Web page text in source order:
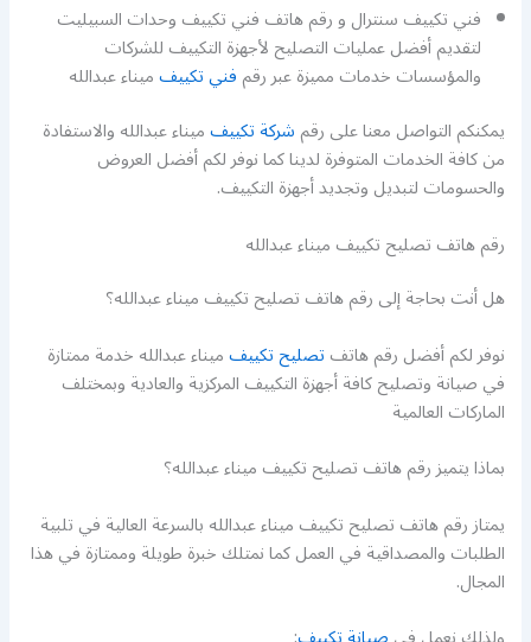
فني تكييف سنترال و رقم هاتف فني تكييف وحدات السبيليت
لتقديم أفضل عمليات التصليح لأجهزة التكييف للشركات
والمؤسسات خدمات مميزة عبر رقمفني تكييفميناء عبدالله
يمكنكم التواصل معنا على رقمشركة تكييفميناء عبدالله والاستفادة
من كافة الخدمات المتوفرة لدينا كما نوفر لكم أفضل العروض
والحسومات لتبديل وتجديد أجهزة التكييف.
رقم هاتف تصليح تكييف ميناء عبدالله
هل أنت بحاجة إلى رقم هاتف تصليح تكييف ميناء عبدالله؟
نوفر لكم أفضل رقم هاتفتصليح تكييفميناء عبدالله خدمة ممتازة
في صيانة وتصليح كافة أجهزة التكييف المركزية والعادية وبمختلف
الماركات العالمية
بماذا يتميز رقم هاتف تصليح تكييف ميناء عبدالله؟
يمتاز رقم هاتف تصليح تكييف ميناء عبدالله بالسرعة العالية في تلبية
الطلبات والمصداقية في العمل كما نمتلك خبرة طويلة وممتازة في هذا
المجال.